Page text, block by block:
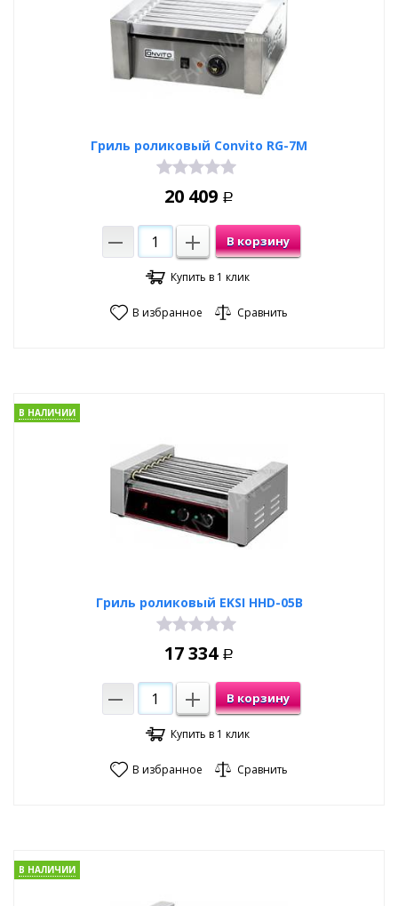
Гриль роликовый Convito RG-7M
20 409 Р
В корзину
Купить в 1 клик
В избранное Сравнить
Гриль роликовый EKSI HHD-05B
В НАЛИЧИИ
17 334 Р
В корзину
Купить в 1 клик
В избранное Сравнить
В НАЛИЧИИ